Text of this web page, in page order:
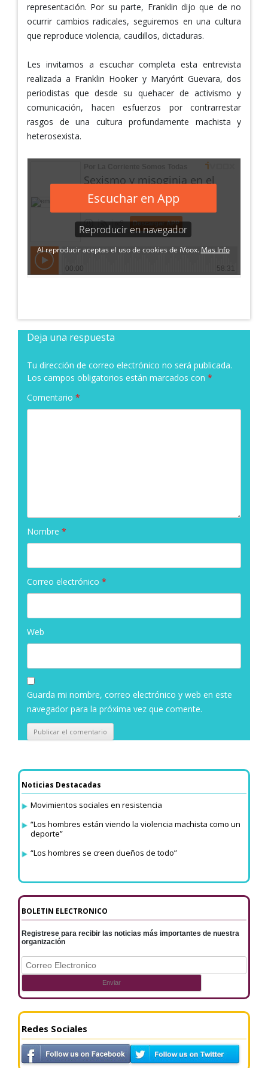
representación. Por su parte, Franklin dijo que de no
ocurrir cambios radicales, seguiremos en una cultura
que reproduce violencia, caudillos, dictaduras.
Les invitamos a escuchar completa esta entrevista
realizada a Franklin Hooker y Maryórit Guevara, dos
periodistas que desde su quehacer de activismo y
comunicación, hacen esfuerzos por contrarrestar
rasgos de una cultura profundamente machista y
heterosexista.
Deja una respuesta
Tu dirección de correo electrónico no será publicada.
Los campos obligatorios están marcados con *
Comentario *
Nombre *
Correo electrónico *
Web
Guarda mi nombre, correo electrónico y web en este
navegador para la próxima vez que comente.
Noticias Destacadas
Movimientos sociales en resistencia
“Los hombres están viendo la violencia machista como un
deporte”
“Los hombres se creen dueños de todo”
BOLETIN ELECTRONICO
Registrese para recibir las noticias más importantes de nuestra
organización
Redes Sociales